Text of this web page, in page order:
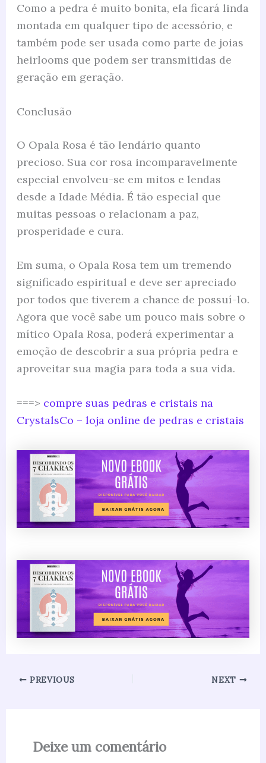
Como a pedra é muito bonita, ela ficará linda
montada em qualquer tipo de acessório, e
também pode ser usada como parte de joias
heirlooms que podem ser transmitidas de
geração em geração.
Conclusão
O Opala Rosa é tão lendário quanto
precioso. Sua cor rosa incomparavelmente
especial envolveu-se em mitos e lendas
desde a Idade Média. É tão especial que
muitas pessoas o relacionam a paz,
prosperidade e cura.
Em suma, o Opala Rosa tem um tremendo
significado espiritual e deve ser apreciado
por todos que tiverem a chance de possuí-lo.
Agora que você sabe um pouco mais sobre o
mítico Opala Rosa, poderá experimentar a
emoção de descobrir a sua própria pedra e
aproveitar sua magia para toda a sua vida.
===> compre suas pedras e cristais na
CrystalsCo – loja online de pedras e cristais
PREVIOUS NEXT
Deixe um comentário